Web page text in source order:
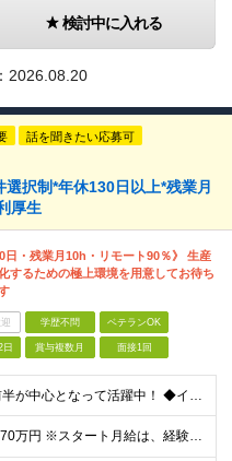
検討中に入れる
2026.08.20
話を聞きたい応募可
択制*年休130日以上*残業月
厚生
日・残業月10h・リモート90％》 生産
するための極上環境を用意してお待ち
学歴不問 ベテランOK
日 賞与複数月 面接1回
＊30代・40代前半が中心となって活躍中！ ◆インフラ（サーバー・ネットワーク・クラウド等）の設計、構築、テストいずれかの実務経験3年以上 ◆学歴不問 ★求める人物像： ◎他責ではなく、自身のキャ
◆月給40万円～70万円 ※スタート月給は、経験・能力・前職の給与等を考慮の上で決定いたします。 ※上記金額には残業の有無に関わらず、 月30時間分の固定残業代（7万6,000円～13万3,000円